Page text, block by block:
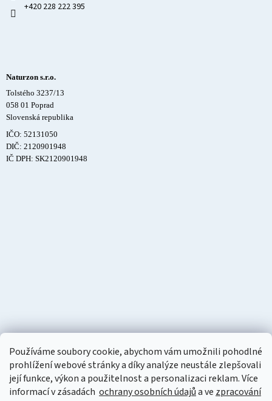
Používáme soubory cookie, abychom vám umožnili pohodlné
prohlížení webové stránky a díky analýze neustále zlepšovali
její funkce, výkon a použitelnost a personalizaci reklam. Více
informací v zásadách ochrany osobních údajůa ve zpracování
+420 228 222 395
Naturzon s.r.o.
Tolstého 3237/13
058 01 Poprad
Slovenská republika
IČO: 52131050
DIČ: 2120901948
IČ DPH: SK2120901948